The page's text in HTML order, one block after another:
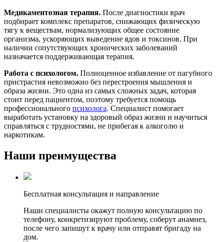
Медикаментозная терапия. После диагностики врач
подбирает комплекс препаратов, снижающих физическую
тягу к веществам, нормализующих общее состояние
организма, ускоряющих выведение ядов и токсинов. При
наличии сопутствующих хронических заболеваний
назначается поддерживающая терапия.
Работа с психологом. Полноценное избавление от пагубного
пристрастия невозможно без перестроения мышления и
образа жизни. Это одна из самых сложных задач, которая
стоит перед пациентом, поэтому требуется помощь
профессионального психолога. Специалист помогает
выработать установку на здоровый образ жизни и научиться
справляться с трудностями, не прибегая к алкоголю и
наркотикам.
Наши преимущества
Бесплатная консультация и направление
Наши специалисты окажут полную консультацию по
телефону, конкретизируют проблему, соберут анамнез,
после чего запишут к врачу или отправят бригаду на
дом.